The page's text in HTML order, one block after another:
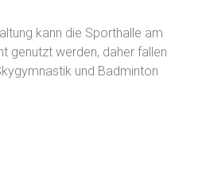
kann die Sporthalle am
genutzt werden, daher fallen
und Badminton